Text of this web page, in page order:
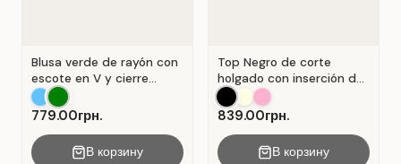
Blusa verde de rayón con
escote en V y cierre
Verde .
779.00грн.
В корзину
Top Negro de corte
holgado con inserción de
encaje calado.
839.00грн.
В корзину